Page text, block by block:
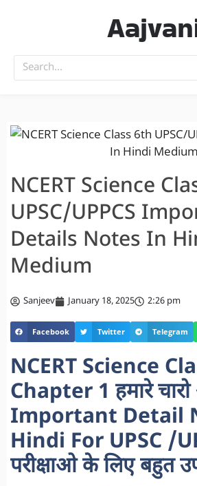
NCERT Science
UPSC/UPPCS
Details Notes In
Medium
Sanjeev January 18, 2025 2:26 pm
Facebook Twitter Telegram
NCERT Science
Chapter 1 हमारे
Important Detail
Hindi For UPSC /
परीक्षाओ के लिए बहुत